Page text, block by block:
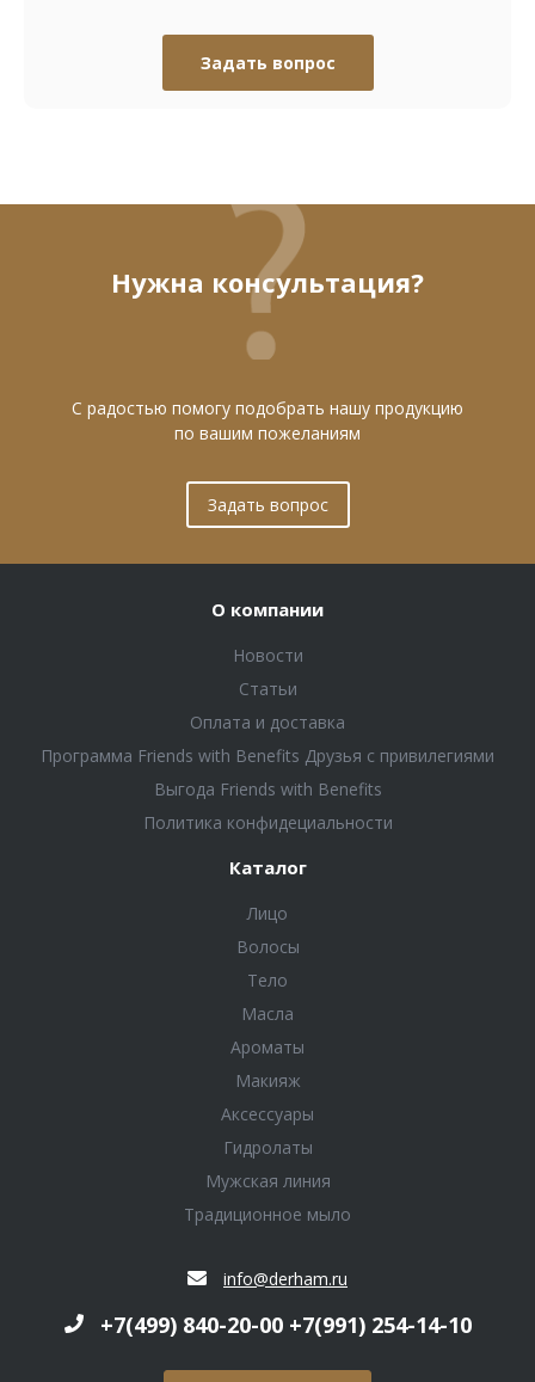
Задать вопрос
Нужна консультация?
С радостью помогу подобрать нашу продукцию
по вашим пожеланиям
Задать вопрос
О компании
Новости
Статьи
Оплата и доставка
Программа Friends with Benefits Друзья с привилегиями
Выгода Friends with Benefits
Политика конфидециальности
Каталог
Лицо
Волосы
Тело
Масла
Ароматы
Макияж
Аксессуары
Гидролаты
Мужская линия
Традиционное мыло
info@derham.ru
+7(499) 840-20-00 +7(991) 254-14-10